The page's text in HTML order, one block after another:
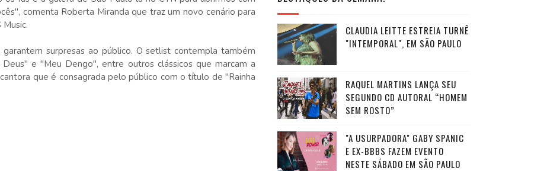
comenta Roberta Miranda que traz um novo cenário para
surpresas ao público. O setlist contempla também
e "Meu Dengo", entre outros clássicos que marcam a
que é consagrada pelo público com o título de "Rainha
CLAUDIA LEITTE ESTREIA TURNÊ
"INTEMPORAL", EM SÃO PAULO
RAQUEL MARTINS LANÇA SEU
SEGUNDO CD AUTORAL “HOMEM
SEM ROSTO”
"A USURPADORA" GABY SPANIC
E EX-BBBS FAZEM EVENTO
NESTE SÁBADO EM SÃO PAULO